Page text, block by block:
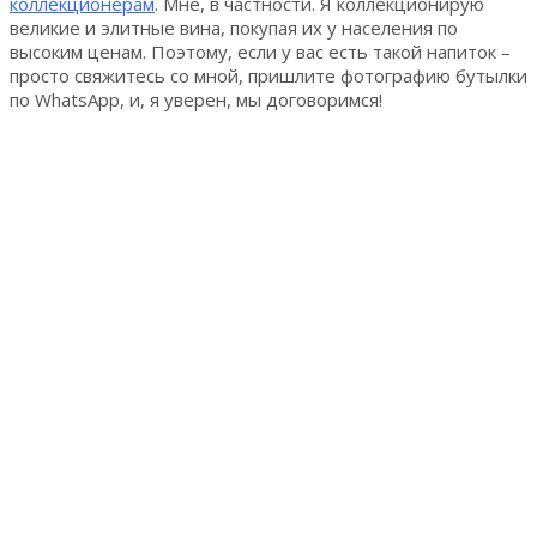
великие и элитные вина, покупая их у населения по
высоким ценам. Поэтому, если у вас есть такой напиток –
просто свяжитесь со мной, пришлите фотографию бутылки
по WhatsApp, и, я уверен, мы договоримся!